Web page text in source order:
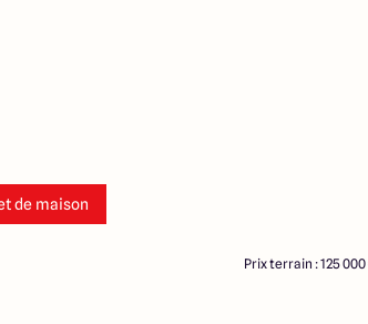
de maison
Prix terrain : 125